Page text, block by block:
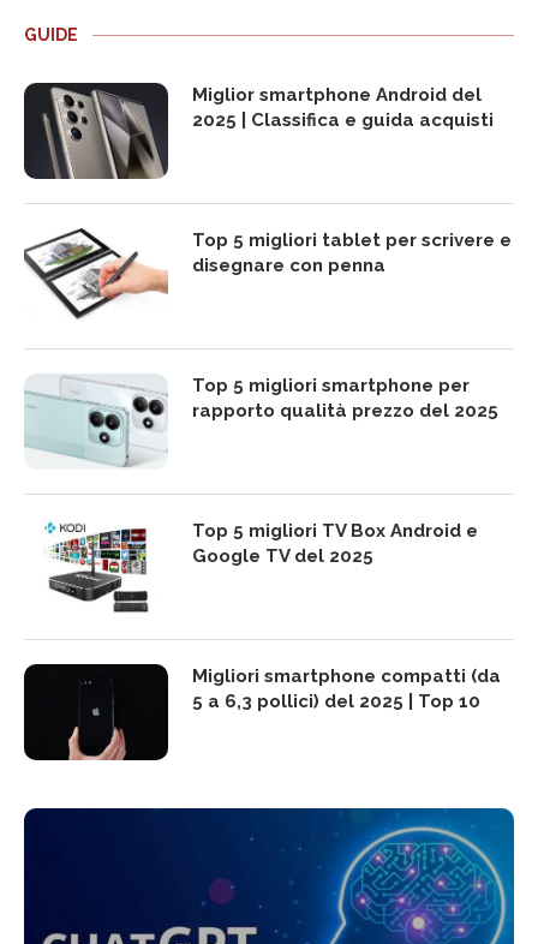
GUIDE
Miglior smartphone Android del
2025 | Classifica e guida acquisti
Top 5 migliori tablet per scrivere e
disegnare con penna
Top 5 migliori smartphone per
rapporto qualità prezzo del 2025
Top 5 migliori TV Box Android e
Google TV del 2025
Migliori smartphone compatti (da
5 a 6,3 pollici) del 2025 | Top 10